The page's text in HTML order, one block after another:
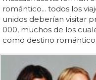
romántico... todos los
unidos deberían visitar
000, muchos de los
como destino